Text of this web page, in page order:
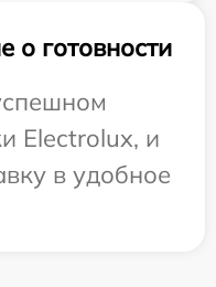
готовности
Electrolux, и
в удобное